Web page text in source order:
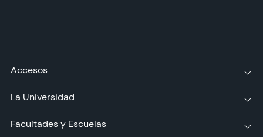
Accesos
La Universidad
Facultades y Escuelas